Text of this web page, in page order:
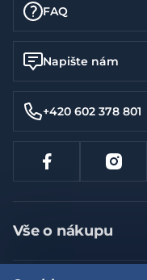
FAQ
Napište nám
+420 602 378 801
Vše o nákupu
Jak nakupovat